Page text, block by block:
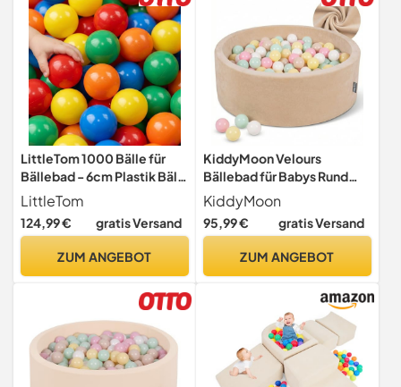
LittleTom 1000 Bälle für
Bällebad - 6cm Plastik Bälle
Kinder Spielbälle - Babyball
zum Greifen - Plastikbälle
für Bällchenbad Hüpfburg
Set für Trampolin Spielzelt
LittleTom
124,99 € gratis Versand
ZUM ANGEBOT
KiddyMoon Velours
Bällebad für Babys Rund
90x30 mit 200 Bälle 7cm
Ballgruben Spielbad
Kleinkinder Sandbeige -
Weiß Mint Puderrosa
KiddyMoon
95,99 € gratis Versand
ZUM ANGEBOT